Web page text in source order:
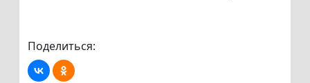
Поделиться: